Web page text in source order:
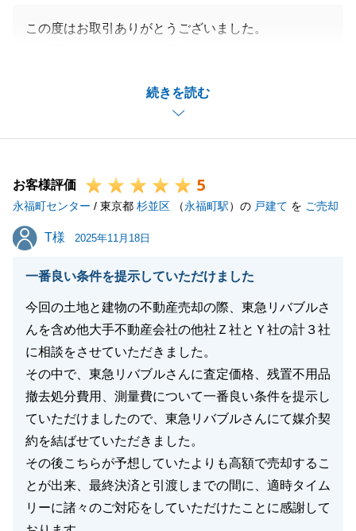
続きを読む
この度はお取引ありがとうございました。
購入案件もご成約いただきましたので、ご決済まで滞
引き続き、よろしくお願い申し上げます。
閉じる
お客様評価 5
永福町センター / 東京都 杉並区 （永福町駅）の 戸建て を ご売却
T様
T様 2025年11月18日
一番良い条件を提示していただけました
今回の土地と建物の不動産売却の際、東急リバブルさ
んを含め他大手不動産会社の他社Ｚ社とＹ社の計３社
に相談をさせていただきました。
その中で、東急リバブルさんに査定価格、残置不用品
撤去処分費用、測量費について一番良い条件を提示し
ていただけましたので、東急リバブルさんにて媒介契
約を結ばせていただきました。
その後こちらが予想していたよりも高額で売却するこ
とが出来、最終決済と引渡しまでの間に、適時タイム
リーに諸々のご対応をしていただけたことに感謝して